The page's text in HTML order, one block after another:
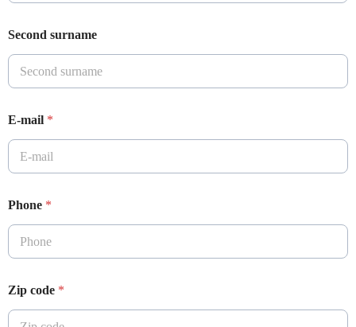
Second surname
E-mail *
Phone *
Zip code *